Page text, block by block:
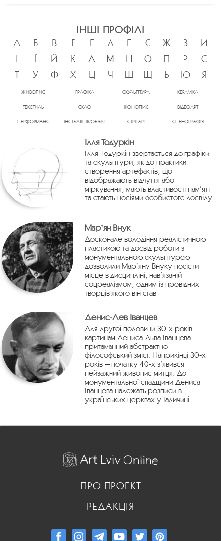
ІНШІ ПРОФІЛІ
А
Б В Г Ґ Д Е Є Ж З
И
І
Ї Й К Л М Н О П Р
С
Т
У Ф Х Ц Ч Ш Щ Ь Ю Я
ЖИВОПИС ГРАФІКА СКУЛЬПТУРА КЕРАМІКА
ТЕКСТИЛЬ СКЛО ІКОНОПИС ВІДЕОАРТ
ПЕРФОРМАНС ІНСТАЛЯЦІЯ/ОБ’ЄКТ СТРІТАРТ СЦЕНОГРАФІЯ
Ілля Тодуркін
Ілля Тодуркін звертається до графіки
та скульптури, як до практики
створення артефактів, що
відображають відчуття або
міркування, мають властивості пам’яті
та стають носіями особистого досвіду
Марʼян Внук
Досконале володіння реалістичною
пластикою та досвід роботи з
монументальною скульптурою
дозволили Марʼяну Внуку посісти
місце в дисципліні, нав’язаній
соцреалізмом, одним із провідних
творців якого він став
Денис-Лев Іванцев
Для другої половини 30-х років
картинам Дениса-Льва Іванцева
притаманний абстрактно-
філософський зміст. Наприкінці 30-х
років — початку 40-х з’явився
пейзажний живопис митця. До
монументальної спадщини Дениса
Іванцева належать розписи в
українських церквах у Галичині
ПРО ПРОЕКТ
РЕДАКЦІЯ